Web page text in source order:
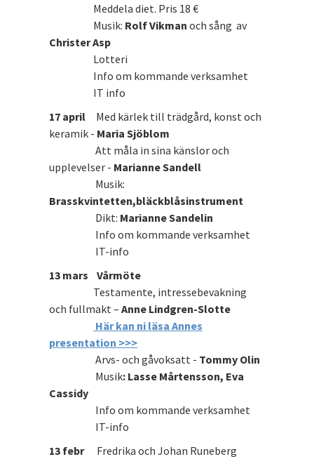
Meddela diet. Pris 18 €
Musik: Rolf Vikman och sång av
Christer Asp
Lotteri
Info om kommande verksamhet
IT info
17 april Med kärlek till trädgård, konst och
keramik - Maria Sjöblom
Att måla in sina känslor och
upplevelser - Marianne Sandell
Musik:
Brasskvintetten,bläckblåsinstrument
Dikt: Marianne Sandelin
Info om kommande verksamhet
IT-info
13 mars
Vårmöte
Testamente, intressebevakning
och fullmakt – Anne Lindgren-Slotte
Här kan ni läsa Annes
presentation >>>
Arvs- och gåvoksatt - Tommy Olin
Musik: Lasse Mårtensson, Eva
Cassidy
Info om kommande verksamhet
IT-info
13 febrFredrika och Johan Runeberg